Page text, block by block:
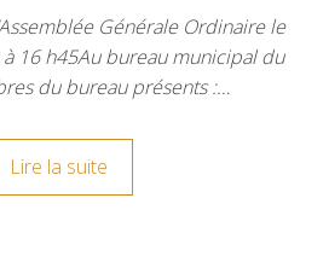
Générale Ordinaire le
16 h45Au bureau municipal du
du bureau présents :…
Lire la suite